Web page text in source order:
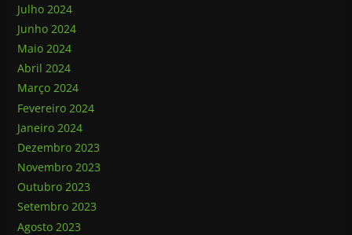
Julho 2024
Junho 2024
Maio 2024
Abril 2024
Março 2024
Fevereiro 2024
Janeiro 2024
Dezembro 2023
Novembro 2023
Outubro 2023
Setembro 2023
Agosto 2023